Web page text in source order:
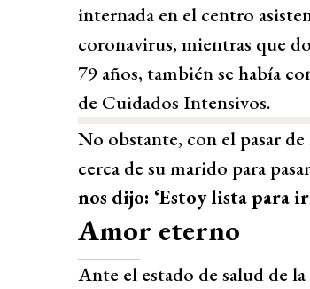
internada en el centro
coronavirus, mientras que
79 años, también se había
de Cuidados Intensivos.
No obstante, con el pasar
cerca de su marido para
nos dijo: ‘Estoy lista para
Amor eterno
Ante el estado de salud de